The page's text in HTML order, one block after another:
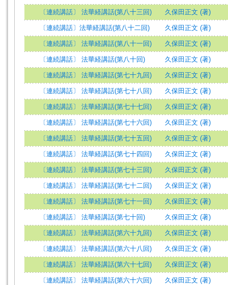
〔連続講話〕 法華経講話(第八十三回) 久保田正文 (著)
〔連続講話〕法華経講話(第八十二回) 久保田正文 (著)
〔連続講話〕 法華経講話(第八十一回) 久保田正文 (著)
〔連続講話〕 法華経講話(第八十回) 久保田正文 (著)
〔連続講話〕 法華経講話(第七十九回) 久保田正文 (著)
〔連続講話〕 法華経講話(第七十八回) 久保田正文 (著)
〔連続講話〕 法華経講話(第七十七回) 久保田正文 (著)
〔連続講話〕 法華経講話(第七十六回) 久保田正文 (著)
〔連続講話〕 法華経講話(第七十五回) 久保田正文 (著)
〔連続講話〕 法華経講話(第七十四回) 久保田正文 (著)
〔連続講話〕 法華経講話(第七十三回) 久保田正文 (著)
〔連続講話〕 法華経講話(第七十二回) 久保田正文 (著)
〔連続講話〕 法華経講話(第七十一回) 久保田正文 (著)
〔連続講話〕 法華経講話(第七十回) 久保田正文 (著)
〔連続講話〕 法華経講話(第六十九回) 久保田正文 (著)
〔連続講話〕 法華経講話(第六十八回) 久保田正文 (著)
〔連続講話〕 法華経講話(第六十七回) 久保田正文 (著)
〔連続講話〕 法華経講話(第六十六回) 久保田正文 (著)